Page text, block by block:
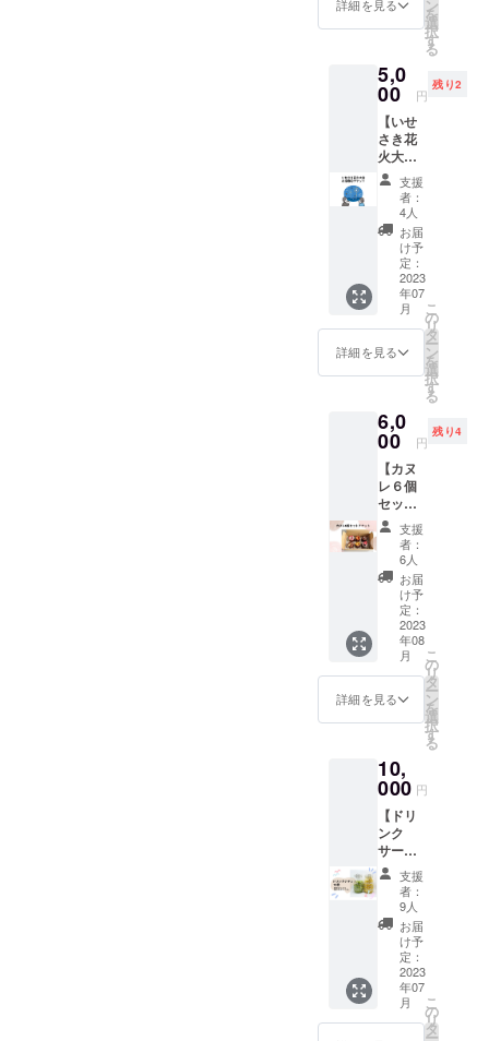
交換で
きるチ
を５枚
お送り
いたし
ます。
エスプ
レッソ
ドリン
クやフ
ルーツ
エイド
からお
選びい
ただけ
ます。
郵送に
てチ
ケット
だきま
す。
詳細を見る ン
を
選
択
す
る
5,0
00 円
残り2
【いせ
さき花
火大会
席予約
チケッ
ト】8/6
開催の
いせさ
き花火
大会開
催時間
前後
（17:30
~21:00
）で店
内のお
車場を
ご利用
いただ
けま
す。1組
2名様、
駐車場
は1台ご
利用可
能で
す。※ご
飲食代
は含ま
れませ
ん。お
一人様
ワンド
ダーを
お願い
いたし
ます。※
店内か
らは花
火をご
覧いた
だけな
いた
め、打
ち上げ
時はお
店の外
でご覧
いただ
支援
者：
4人
お届
け予
定：
2023
年07
月
詳細を見る
こ
の
リ
タ
ー
ン
を
選
択
す
る
6,0
00 円
残り4
【カヌ
レ６個
セッ
ト】 オ
ンライ
ショッ
プで月
に1回販
売して
いたカ
ヌレの
セット
を冷凍
便にて
お送り
ます。
先着10
名様限
定、送
料込み
の返礼
品とな
りま
す。※フ
レー
バーは
お任せ
で６種
類とな
ります
のでご
支援
者：
6人
お届
け予
定：
2023
年08
月
詳細を見る
こ
の
リ
タ
ー
ン
を
選
択
す
る
10,
000 円
【ドリ
ンク
サービ
スチ
ケット
１０
枚】 開
店後、
ご来店
いただ
いた際
にお好
きなド
支援
者：
9人
お届
け予
定：
2023
年07
月
こ
の
リ
タ